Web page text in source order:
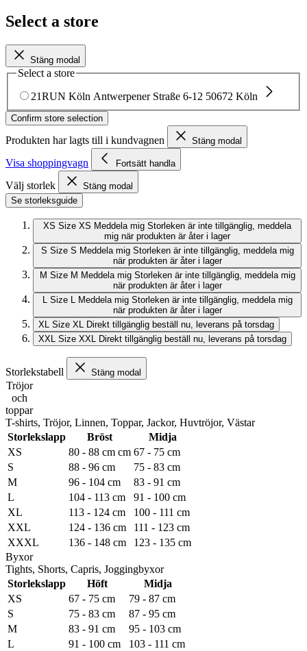
Select a store
Stäng modal
Select a store
21RUN Köln Antwerpener Straße 6-12 50672 Köln
Confirm store selection
Produkten har lagts till i kundvagnen Stäng modal
Visa shoppingvagn Fortsätt handla
Välj storlek
Stäng modal
Se storleksguide
XS Size XS Meddela mig Storleken är inte tillgänglig, meddela
mig när produkten är åter i lager
S Size S Meddela mig Storleken är inte tillgänglig, meddela mig
när produkten är åter i lager
M Size M Meddela mig Storleken är inte tillgänglig, meddela mig
när produkten är åter i lager
L Size L Meddela mig Storleken är inte tillgänglig, meddela mig
när produkten är åter i lager
XL Size XL Direkt tillgänglig beställ nu, leverans på torsdag
XXL Size XXL Direkt tillgänglig beställ nu, leverans på torsdag
Storlekstabell Stäng modal
Tröjor
och
toppar
T-shirts, Tröjor, Linnen, Toppar, Jackor, Huvtröjor, Västar
Storlekslapp
Bröst
Midja
XS
80 - 88 cm cm 67 - 75 cm
S
88 - 96 cm
75 - 83 cm
M
96 - 104 cm
83 - 91 cm
L
104 - 113 cm
91 - 100 cm
XL
113 - 124 cm
100 - 111 cm
XXL
124 - 136 cm
111 - 123 cm
XXXL
136 - 148 cm
123 - 135 cm
Byxor
Tights, Shorts, Capris, Joggingbyxor
Storlekslapp
Höft
Midja
XS
67 - 75 cm
79 - 87 cm
S
75 - 83 cm
87 - 95 cm
M
83 - 91 cm
95 - 103 cm
L
91 - 100 cm
103 - 111 cm